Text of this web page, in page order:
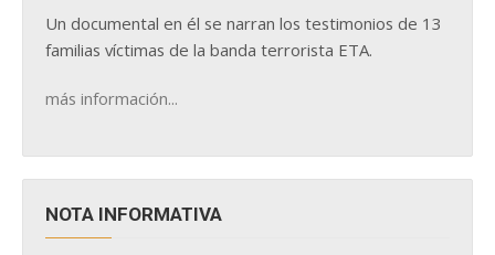
Un documental en él se narran los testimonios de 13
familias víctimas de la banda terrorista ETA.
más información...
NOTA INFORMATIVA